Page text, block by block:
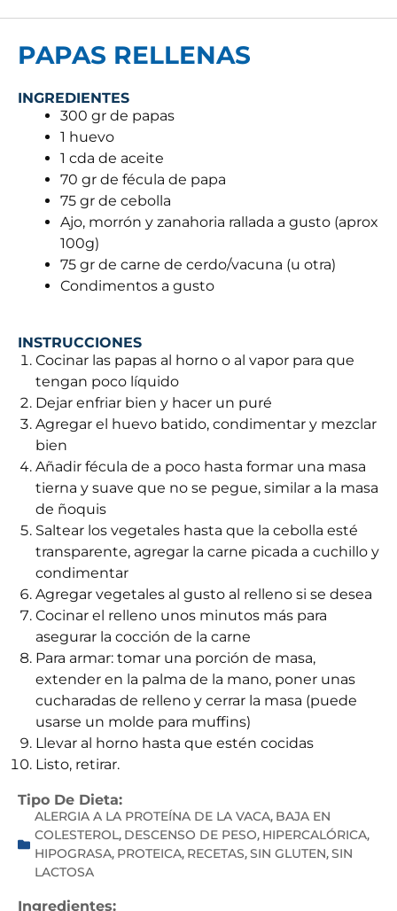
PAPAS RELLENAS
INGREDIENTES
300 gr de papas
1 huevo
1 cda de aceite
70 gr de fécula de papa
75 gr de cebolla
Ajo, morrón y zanahoria rallada a gusto (aprox
100g)
75 gr de carne de cerdo/vacuna (u otra)
Condimentos a gusto
INSTRUCCIONES
Cocinar las papas al horno o al vapor para que
tengan poco líquido
Dejar enfriar bien y hacer un puré
Agregar el huevo batido, condimentar y mezclar
bien
Añadir fécula de a poco hasta formar una masa
tierna y suave que no se pegue, similar a la masa
de ñoquis
Saltear los vegetales hasta que la cebolla esté
transparente, agregar la carne picada a cuchillo y
condimentar
Agregar vegetales al gusto al relleno si se desea
Cocinar el relleno unos minutos más para
asegurar la cocción de la carne
Para armar: tomar una porción de masa,
extender en la palma de la mano, poner unas
cucharadas de relleno y cerrar la masa (puede
usarse un molde para muffins)
Llevar al horno hasta que estén cocidas
Listo, retirar.
Tipo De Dieta:
ALERGIA A LA PROTEÍNA DE LA VACA, BAJA EN
COLESTEROL, DESCENSO DE PESO, HIPERCALÓRICA,
HIPOGRASA, PROTEICA, RECETAS,SIN GLUTEN,SIN
LACTOSA
Ingredientes: